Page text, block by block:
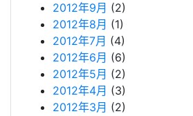
2012年9月 (2)
2012年8月 (1)
2012年7月 (4)
2012年6月 (6)
2012年5月 (2)
2012年4月 (3)
2012年3月 (2)